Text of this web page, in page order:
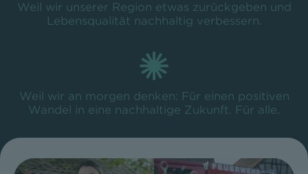
Weil wir unserer Region etwas zurückgeben und
Lebensqualität nachhaltig verbessern.
Weil wir an morgen denken: Für einen positiven
Wandel in eine nachhaltige Zukunft. Für alle.